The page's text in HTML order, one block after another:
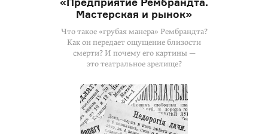
Мастерская и рынок»
Что такое «грубая манера» Рембрандта?
Как он передает ощущение близости
смерти? И почему его картины —
это театральное зрелище?